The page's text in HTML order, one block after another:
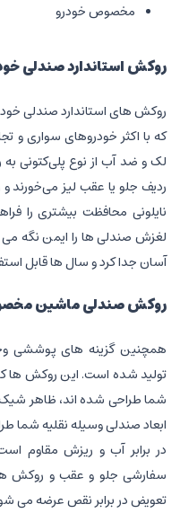
مخصوص خودرو
روکش استاندارد صندلی
روکش ‌های استاندارد صندلی
که با اکثر خودروهای سواری و
لک و ضد آب از نوع پلی‌کتونی
ردیف جلو یا عقب لیز می‌خورند
نایلونی محافظت بیشتری را
لغزش صندلی ها را ایمن نگه می
آسان جدا کرد و سال ها قابل
روکش صندلی ماشین
همچنین گزینه های پوششی
تولید شده است. این روکش ها
شما طراحی شده اند، ظاهر شیک و
ابعاد صندلی وسیله نقلیه شما
در برابر آب و ریزش مقاوم
سفارشی جلو و عقب و روکش
تعویض در برابر نقص عرضه می